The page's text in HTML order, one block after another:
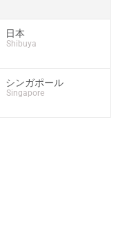
日本
Shibuya
シンガポール
Singapore